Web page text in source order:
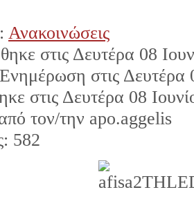
Ανακοινώσεις
στις Δευτέρα 08
στις Δευτέρα
στις Δευτέρα 08
τον/την apo.aggelis
582